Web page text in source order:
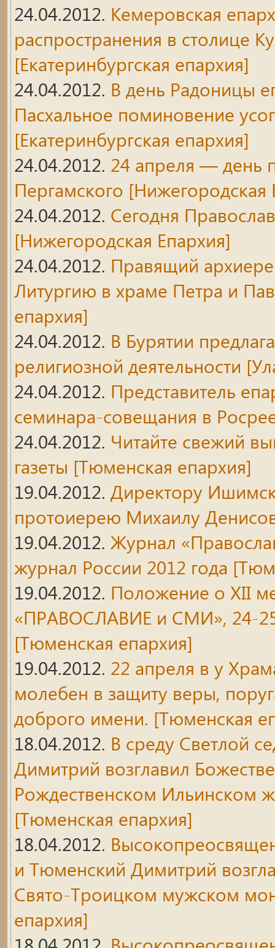
24.04.2012. Кемеровская
распространения в столице
[Екатеринбургская епархия]
24.04.2012. В день Радоницы
Пасхальное поминовение
[Екатеринбургская епархия]
24.04.2012. 24 апреля — день
Пергамского [Нижегородская
24.04.2012. Сегодня
[Нижегородская Епархия]
24.04.2012. Правящий
Литургию в храме Петра и
епархия]
24.04.2012. В Бурятии
религиозной деятельности
24.04.2012. Представитель
семинара-совещания в
24.04.2012. Читайте свежий
газеты [Тюменская епархия]
19.04.2012. Директору
протоиерею Михаилу
19.04.2012. Журнал
журнал России 2012 года
19.04.2012. Положение о XII
«ПРАВОСЛАВИЕ и СМИ», 24-25
[Тюменская епархия]
19.04.2012. 22 апреля в у
молебен в защиту веры,
доброго имени. [Тюменская
18.04.2012. В среду Светлой
Димитрий возглавил
Рождественском Ильинском
[Тюменская епархия]
18.04.2012.
и Тюменский Димитрий
Свято-Троицком мужском
епархия]